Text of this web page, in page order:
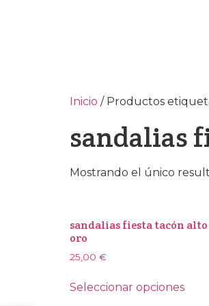
Inicio / Productos
sandalias
Mostrando el único
sandalias fiesta tacón
oro
25,00 €
Seleccionar opciones